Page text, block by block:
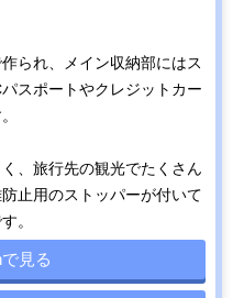
られ、メイン収納部にはス
スポートやクレジットカー
、旅行先の観光でたくさん
止用のストッパーが付いて
。
見る